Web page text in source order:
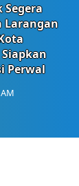
Segera
Larangan
Perwal